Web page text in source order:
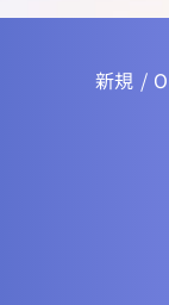
新規 /